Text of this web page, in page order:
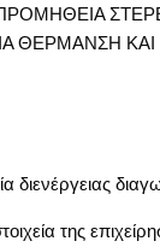
ΘΕΡΜΑΝΣΗ
της